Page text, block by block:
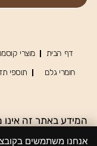
דף הבית מוצרי
חומרי גלם
תוספי
המידע באתר זה אינו
או נטורופת מוסמך,